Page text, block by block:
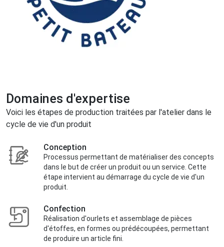
Domaines d'expertise
Voici les étapes de production traitées par l'atelier dans le
cycle de vie d'un produit
Conception
Processus permettant de matérialiser des concepts
dans le but de créer un produit ou un service. Cette
étape intervient au démarrage du cycle de vie d'un
produit.
Confection
Réalisation d'ourlets et assemblage de pièces
d'étoffes, en formes ou prédécoupées, permettant
de produire un article fini.